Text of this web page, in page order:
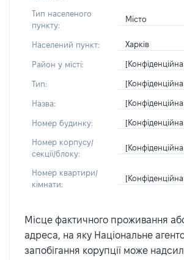
Тип населеного
пункту:
Місто
Населений пункт: Харків
Район у місті:
Тип:
Назва:
Номер будинку:
Номер корпусу/
секції/блоку:
Номер квартири/
кімнати:
Місце фактичного проживання
адреса, на яку Національне
запобігання корупції може